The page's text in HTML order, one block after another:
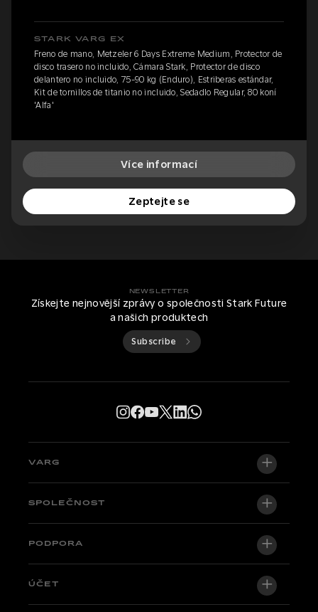
STARK VARG EX
Freno de mano, Metzeler 6 Days Extreme Medium, Protector de
disco trasero no incluido, Cámara Stark, Protector de disco
delantero no incluido, 75-90 kg (Enduro), Estriberas estándar,
Kit de tornillos de titanio no incluido, Sedadlo Regular, 80 koní
'Alfa'
Více informací
Zeptejte se
NEWSLETTER
Získejte nejnovější zprávy o společnosti Stark Future
a našich produktech
Subscribe
VARG
VARG EX
Factory Edition
Kola skladem
SPOLEČNOST
O nás
PODPORA
Centrální podpora
ÚČET